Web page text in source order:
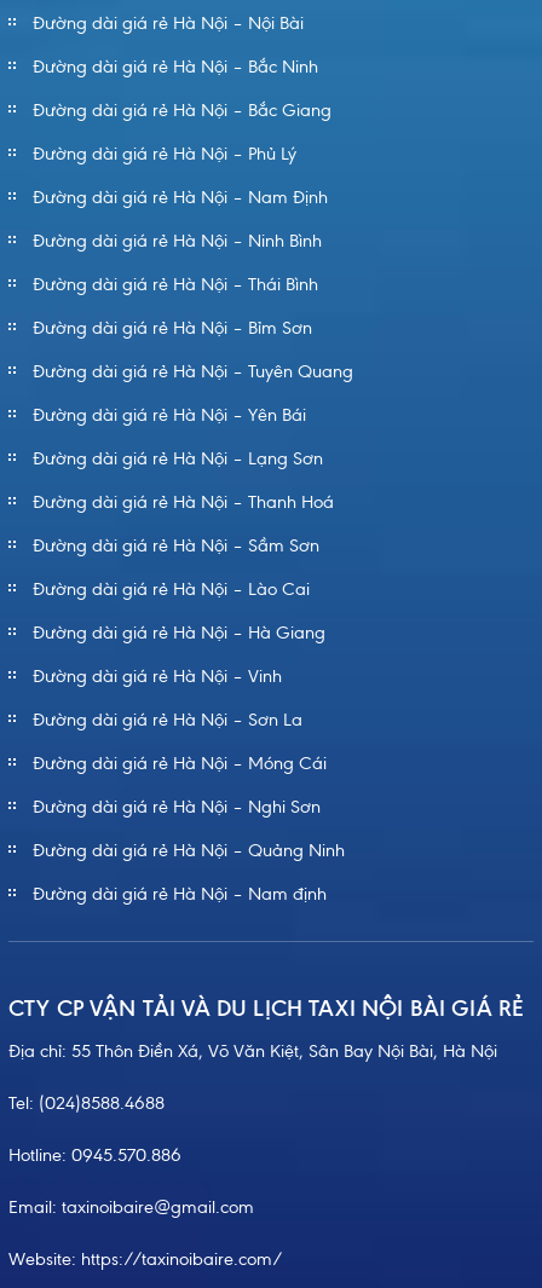
Đường dài giá rẻ Hà Nội – Nội Bài
Đường dài giá rẻ Hà Nội – Bắc Ninh
Đường dài giá rẻ Hà Nội – Bắc Giang
Đường dài giá rẻ Hà Nội – Phủ Lý
Đường dài giá rẻ Hà Nội – Nam Định
Đường dài giá rẻ Hà Nội – Ninh Bình
Đường dài giá rẻ Hà Nội – Thái Bình
Đường dài giá rẻ Hà Nội – Bỉm Sơn
Đường dài giá rẻ Hà Nội – Tuyên Quang
Đường dài giá rẻ Hà Nội – Yên Bái
Đường dài giá rẻ Hà Nội – Lạng Sơn
Đường dài giá rẻ Hà Nội – Thanh Hoá
Đường dài giá rẻ Hà Nội – Sầm Sơn
Đường dài giá rẻ Hà Nội – Lào Cai
Đường dài giá rẻ Hà Nội – Hà Giang
Đường dài giá rẻ Hà Nội – Vinh
Đường dài giá rẻ Hà Nội – Sơn La
Đường dài giá rẻ Hà Nội – Móng Cái
Đường dài giá rẻ Hà Nội – Nghi Sơn
Đường dài giá rẻ Hà Nội – Quảng Ninh
Đường dài giá rẻ Hà Nội – Nam định
CTY CP VẬN TẢI VÀ DU LỊCH TAXI NỘI BÀI GIÁ RẺ
Địa chỉ: 55 Thôn Điền Xá, Võ Văn Kiệt, Sân Bay Nội Bài, Hà Nội
Tel: (024)8588.4688
Hotline: 0945.570.886
Email: taxinoibaire@gmail.com
Website: https://taxinoibaire.com/